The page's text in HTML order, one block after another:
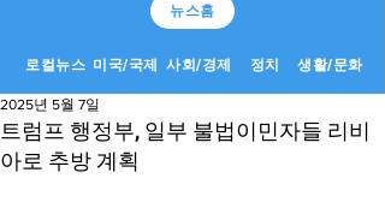
뉴스홈
로컬뉴스 미국/국제 사회/경제 정치 생활/문화
트럼프 행정부, 일부 불법이민자들 리비
아로 추방 계획
2025년 5월 7일